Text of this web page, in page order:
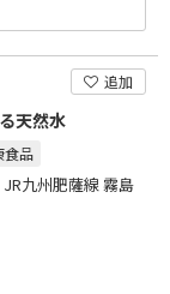
追加
天然水
食品
九州肥薩線 霧島